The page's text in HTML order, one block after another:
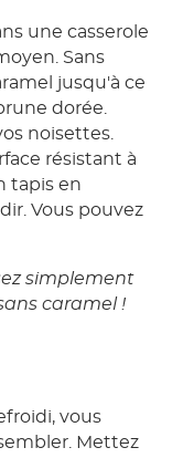
une casserole
Sans
jusqu'à ce
dorée.
noisettes.
résistant à
tapis en
Vous pouvez
simplement
caramel !
vous
Mettez